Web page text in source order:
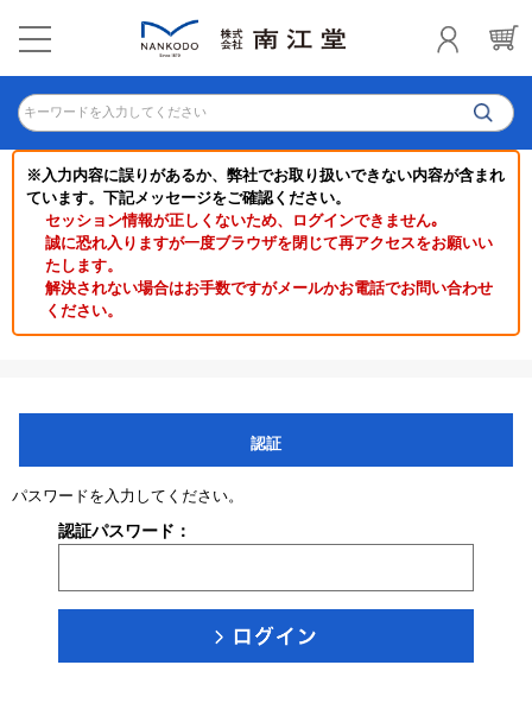
キーワードを入力してください
※入力内容に誤りがあるか、弊社でお取り扱いできない内容が含まれ
ています。下記メッセージをご確認ください。
セッション情報が正しくないため、ログインできません｡
誠に恐れ入りますが一度ブラウザを閉じて再アクセスをお願いい
たします。
解決されない場合はお手数ですがメールかお電話でお問い合わせ
ください。
認証
パスワードを入力してください。
認証パスワード：